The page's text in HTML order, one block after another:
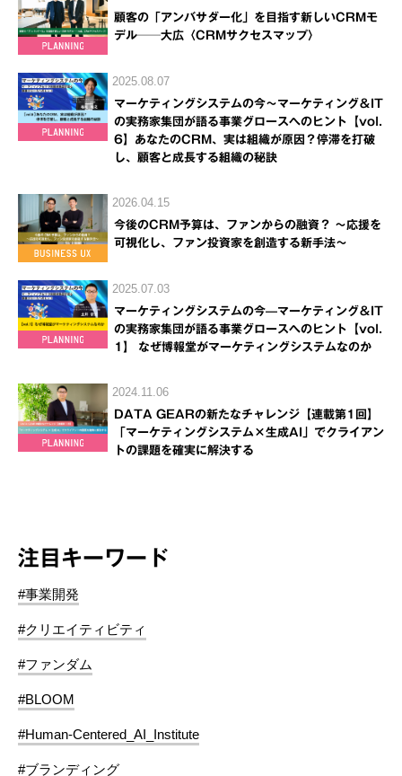
顧客の「アンバサダー化」を目指す新しいCRMモ
デル──大広〈CRMサクセスマップ〉
2025.08.07
マーケティングシステムの今～マーケティング＆IT
の実務家集団が語る事業グロースへのヒント【vol.
6】あなたのCRM、実は組織が原因？停滞を打破
し、顧客と成長する組織の秘訣
2026.04.15
今後のCRM予算は、ファンからの融資？ ～応援を
可視化し、ファン投資家を創造する新手法～
2025.07.03
マーケティングシステムの今—マーケティング＆IT
の実務家集団が語る事業グロースへのヒント【vol.
1】 なぜ博報堂がマーケティングシステムなのか
2024.11.06
DATA GEARの新たなチャレンジ【連載第1回】
「マーケティングシステム×生成AI」でクライアン
トの課題を確実に解決する
注目キーワード
#事業開発
#クリエイティビティ
#ファンダム
#BLOOM
#Human-Centered_AI_Institute
#ブランディング